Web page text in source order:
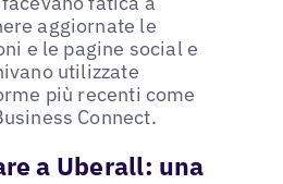
aggiornate le
e le pagine social e
utilizzate
più recenti come
Connect.
a Uberall: una